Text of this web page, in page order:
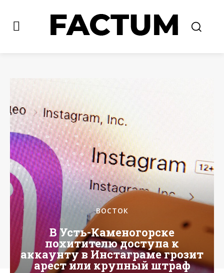
ВОСТОК
В Усть-Каменогорске
похитителю доступа к
аккаунту в Инстаграме грозит
арест или крупный штраф